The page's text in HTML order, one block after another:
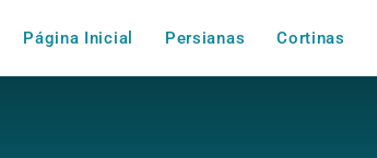
Página Inicial Persianas Cortinas